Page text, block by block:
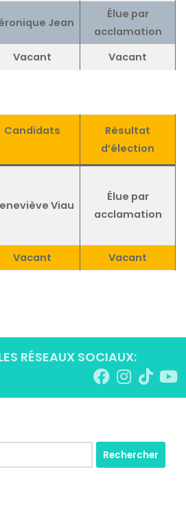
Jean
Élue par
acclamation
Vacant Vacant
Candidats
Résultat
d’élection
Viau
Élue par
acclamation
Vacant Vacant
RÉSEAUX SOCIAUX: